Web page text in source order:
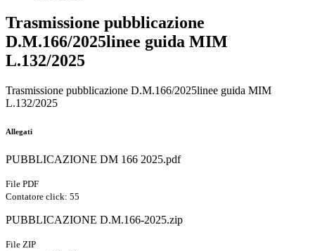
Trasmissione pubblicazione
D.M.166/2025linee guida MIM
L.132/2025
Trasmissione pubblicazione D.M.166/2025linee guida MIM
L.132/2025
Allegati
PUBBLICAZIONE DM 166 2025.pdf
File PDF
Contatore click: 55
PUBBLICAZIONE D.M.166-2025.zip
File ZIP